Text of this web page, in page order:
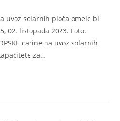
uvoz solarnih ploča omele bi
02. listopada 2023. Foto:
carine na uvoz solarnih
za…